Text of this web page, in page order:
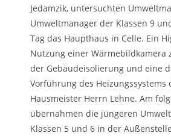
Jedamzik, untersuchten
Umweltmanager der Klassen 9
Tag das Haupthaus in Celle. Ein
Nutzung einer Wärmebildkamera
der Gebäudeisolierung und eine
Vorführung des Heizungssystems
Hausmeister Herrn Lehne. Am
übernahmen die jüngeren
Klassen 5 und 6 in der